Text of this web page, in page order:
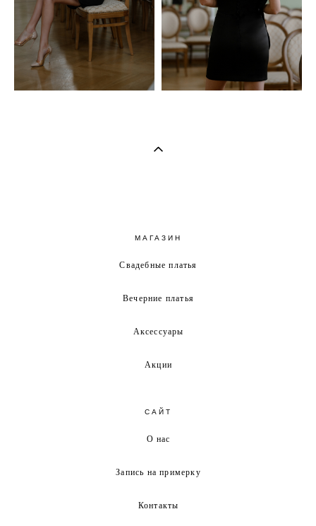
МАГАЗИН
Свадебные платья
Вечерние платья
Аксессуары
Акции
САЙТ
О нас
Запись на примерку
Контакты